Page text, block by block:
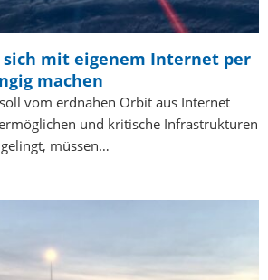
sich mit eigenem Internet per
machen
vom erdnahen Orbit aus Internet
und kritische Infrastrukturen
müssen…